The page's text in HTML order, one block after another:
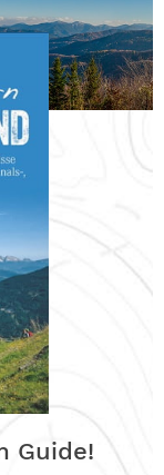
Guide!